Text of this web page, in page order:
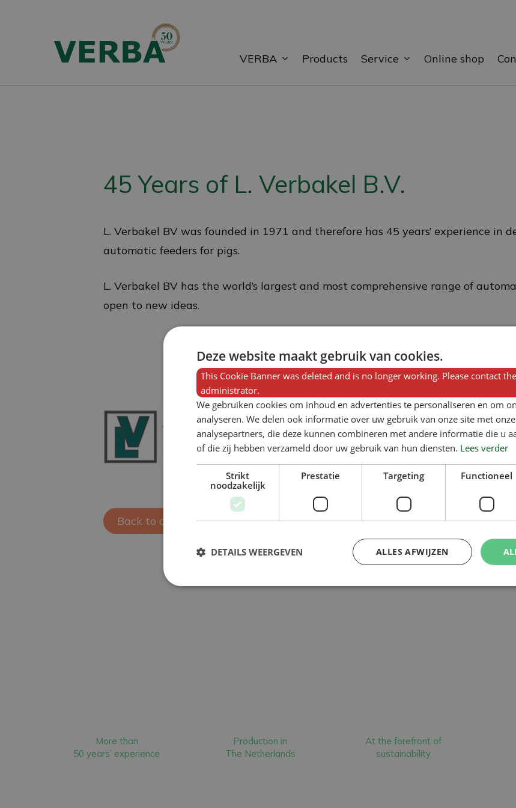
VERBA Products Service Online shop
45 Years of L. Verbakel B.V.
L. Verbakel BV was founded in 1971 and therefore has 45 years’ experience in
automatic feeders for pigs.
L. Verbakel BV has the world’s largest and most comprehensive range of
open to new ideas.
Back to overview
More than
50 years’ experience
Production in
The Netherlands
At the forefront of
sustainability
Deze website maakt gebruik van cookies.
This Cookie Banner was deleted and is no longer working. Please contact
administrator.
We gebruiken cookies om inhoud en advertenties te personaliseren en om
analyseren. We delen ook informatie over uw gebruik van onze site met
analysepartners, die deze kunnen combineren met andere informatie die u
of die zij hebben verzameld door uw gebruik van hun diensten. Lees verder
Strikt
noodzakelijk
Prestatie Targeting Functioneel
ALLES AFWIJZEN
DETAILS WEERGEVEN